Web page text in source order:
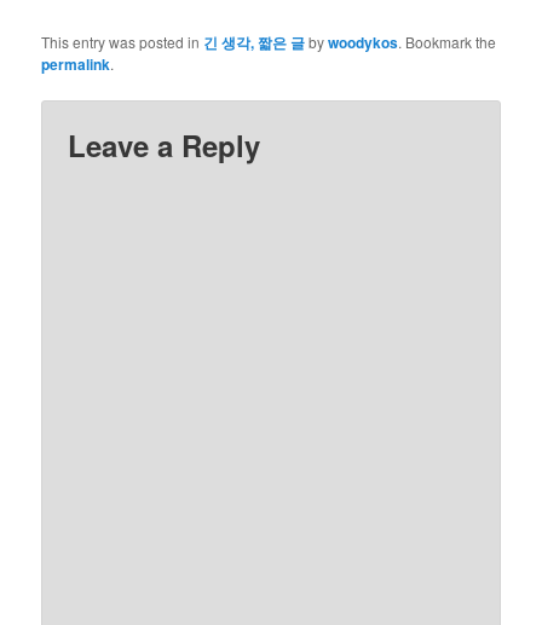
This entry was posted in 긴 생각, 짧은 글bywoodykos. Bookmark the
permalink.
Leave a Reply